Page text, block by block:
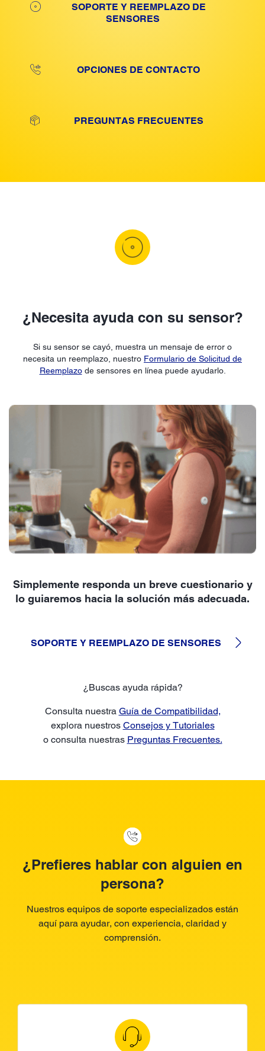
SOPORTE Y REEMPLAZO DE
SENSORES
OPCIONES DE CONTACTO
PREGUNTAS FRECUENTES
¿Necesita ayuda con su sensor?
Si su sensor se cayó, muestra un mensaje de error o
necesita un reemplazo, nuestro Formulario de Solicitud de
Reemplazode sensores en línea puede ayudarlo.
Simplemente responda un breve cuestionario y
lo guiaremos hacia la solución más adecuada.
SOPORTE Y REEMPLAZO DE SENSORES
¿Buscas ayuda rápida?
Consulta nuestra Guía de Compatibilidad,
explora nuestros Consejos y Tutoriales
o consulta nuestras Preguntas Frecuentes.
¿Prefieres hablar con alguien en
persona?
Nuestros equipos de soporte especializados están
aquí para ayudar, con experiencia, claridad y
comprensión.